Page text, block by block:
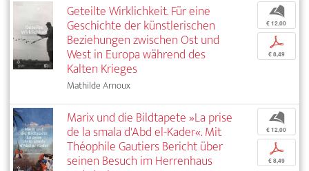
Geteilte Wirklichkeit. Für eine
Geschichte der künstlerischen
Beziehungen zwischen Ost und
West in Europa während des
Kalten Krieges
Mathilde Arnoux
b
€ 12,00
p
€ 8,49
Marix und die Bildtapete »La prise
de la smala d'Abd el-Kader«. Mit
Théophile Gautiers Bericht über
seinen Besuch im Herrenhaus
b
€ 12,00
p
€ 8,49